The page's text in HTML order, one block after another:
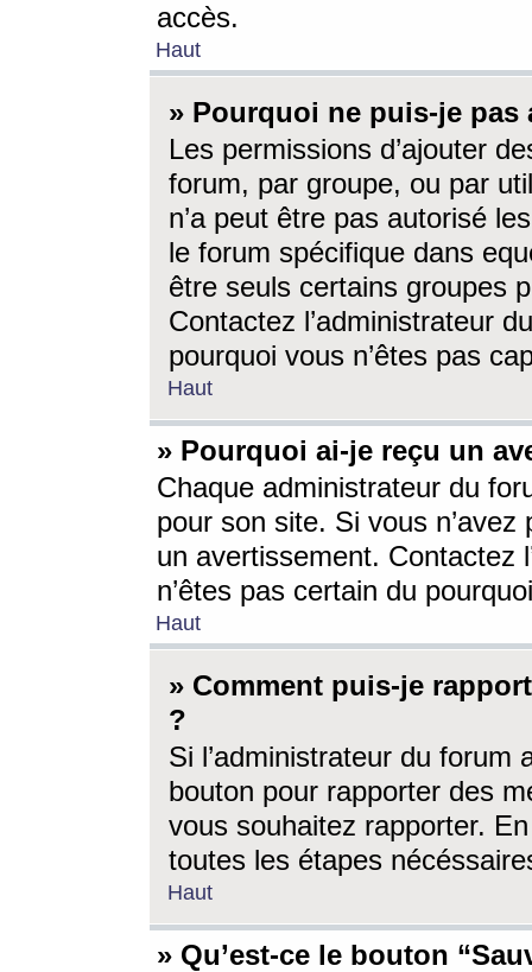
accès.
Haut
» Pourquoi ne puis-je
Les permissions d’ajouter
forum, par groupe, ou par
n’a peut être pas autorisé
le forum spécifique dans
être seuls certains groupes
Contactez l’administrateur
pourquoi vous n’êtes pas
Haut
» Pourquoi ai-je reçu un
Chaque administrateur du
pour son site. Si vous
un avertissement. Contactez
n’êtes pas certain du
Haut
» Comment puis-je
?
Si l’administrateur du forum
bouton pour rapporter des
vous souhaitez rapporter.
toutes les étapes
Haut
» Qu’est-ce le bouton